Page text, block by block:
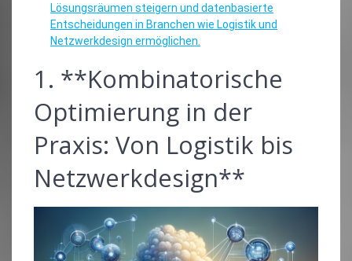
Lösungsräumen steigern und datenbasierte
Entscheidungen in Branchen wie Logistik und
Netzwerkdesign ermöglichen.
1. **Kombinatorische
Optimierung in der
Praxis: Von Logistik bis
Netzwerkdesign**